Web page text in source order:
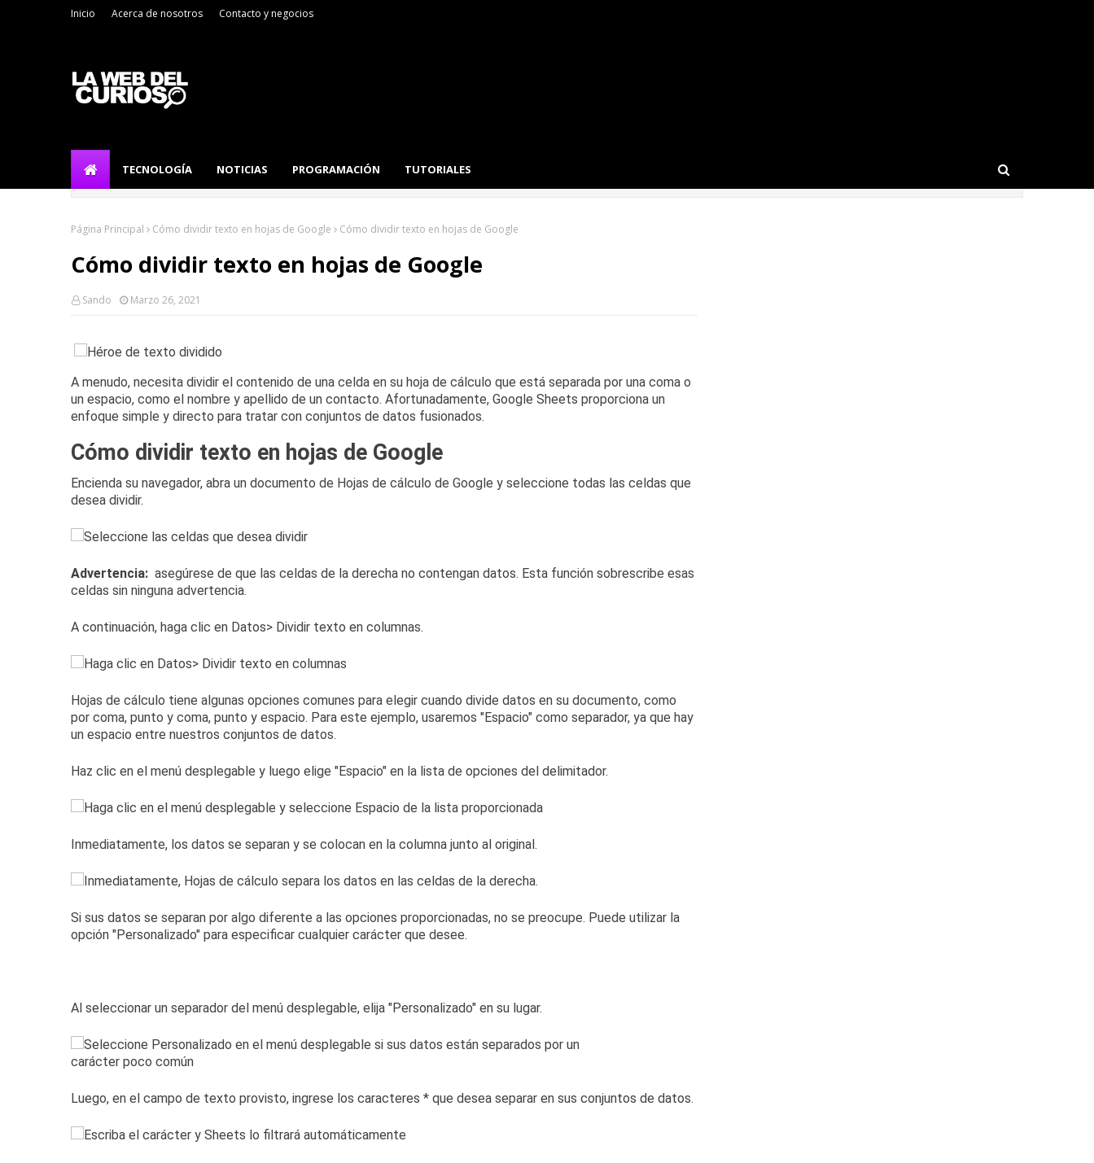
Inicio Acerca de nosotros Contacto y negocios
TECNOLOGÍA NOTICIAS PROGRAMACIÓN TUTORIALES
Página Principal Cómo dividir texto en hojas de Google Cómo dividir texto en hojas de Google
Cómo dividir texto en hojas de Google
Sando Marzo 26, 2021
A menudo, necesita dividir el contenido de una celda en su hoja de cálculo que está separada por una coma o
un espacio, como el nombre y apellido de un contacto. Afortunadamente, Google Sheets proporciona un
enfoque simple y directo para tratar con conjuntos de datos fusionados.
Cómo dividir texto en hojas de Google
Encienda su navegador, abra un documento de Hojas de cálculo de Google y seleccione todas las celdas que
desea dividir.
Advertencia: asegúrese de que las celdas de la derecha no contengan datos. Esta función sobrescribe esas
celdas sin ninguna advertencia.
A continuación, haga clic en Datos> Dividir texto en columnas.
Hojas de cálculo tiene algunas opciones comunes para elegir cuando divide datos en su documento, como
por coma, punto y coma, punto y espacio. Para este ejemplo, usaremos "Espacio" como separador, ya que hay
un espacio entre nuestros conjuntos de datos.
Haz clic en el menú desplegable y luego elige "Espacio" en la lista de opciones del delimitador.
Inmediatamente, los datos se separan y se colocan en la columna junto al original.
Si sus datos se separan por algo diferente a las opciones proporcionadas, no se preocupe. Puede utilizar la
opción "Personalizado" para especificar cualquier carácter que desee.
Al seleccionar un separador del menú desplegable, elija "Personalizado" en su lugar.
Luego, en el campo de texto provisto, ingrese los caracteres * que desea separar en sus conjuntos de datos.